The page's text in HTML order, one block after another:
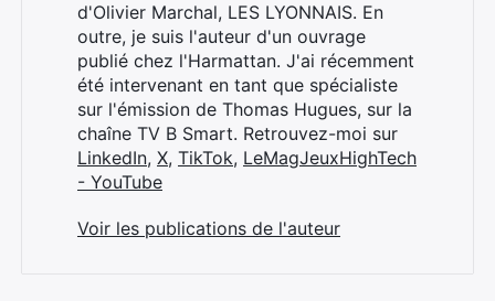
d'Olivier Marchal, LES LYONNAIS. En
outre, je suis l'auteur d'un ouvrage
publié chez l'Harmattan. J'ai récemment
été intervenant en tant que spécialiste
sur l'émission de Thomas Hugues, sur la
chaîne TV B Smart. Retrouvez-moi sur
LinkedIn, X, TikTok, LeMagJeuxHighTech
- YouTube
Voir les publications de l'auteur